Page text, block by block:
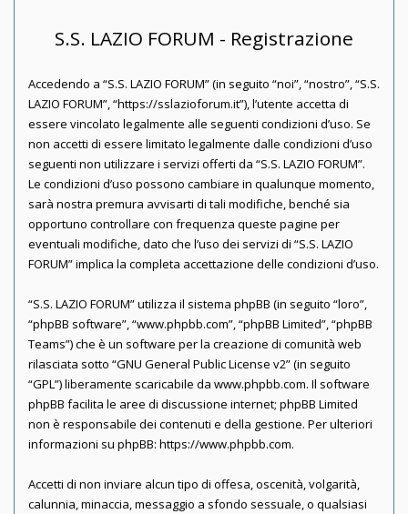
S.S. LAZIO FORUM - Registrazione
Accedendo a “S.S. LAZIO FORUM” (in seguito “noi”, “nostro”, “S.S.
LAZIO FORUM”, “https://sslazioforum.it”), l’utente accetta di
essere vincolato legalmente alle seguenti condizioni d’uso. Se
non accetti di essere limitato legalmente dalle condizioni d’uso
seguenti non utilizzare i servizi offerti da “S.S. LAZIO FORUM”.
Le condizioni d’uso possono cambiare in qualunque momento,
sarà nostra premura avvisarti di tali modifiche, benché sia
opportuno controllare con frequenza queste pagine per
eventuali modifiche, dato che l’uso dei servizi di “S.S. LAZIO
FORUM” implica la completa accettazione delle condizioni d’uso.
“S.S. LAZIO FORUM” utilizza il sistema phpBB (in seguito “loro”,
“phpBB software”, “www.phpbb.com”, “phpBB Limited”, “phpBB
Teams”) che è un software per la creazione di comunità web
rilasciata sotto “GNU General Public License v2” (in seguito
“GPL”) liberamente scaricabile da www.phpbb.com. Il software
phpBB facilita le aree di discussione internet; phpBB Limited
non è responsabile dei contenuti e della gestione. Per ulteriori
informazioni su phpBB: https://www.phpbb.com.
Accetti di non inviare alcun tipo di offesa, oscenità, volgarità,
calunnia, minaccia, messaggio a sfondo sessuale, o qualsiasi